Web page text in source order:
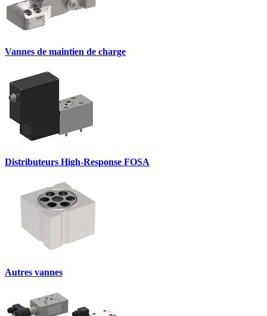
Vannes de maintien de charge
Distributeurs High-Response FOSA
Autres vannes